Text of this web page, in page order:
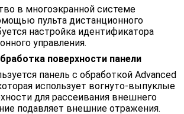
в многоэкранной системе
пульта дистанционного
настройка идентификатора
управления.
поверхности панели
панель с обработкой Advanced
использует вогнуто-выпуклые
для рассеивания внешнего
подавляет внешние отражения.